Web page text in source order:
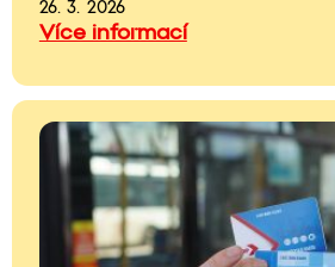
26. 3. 2026
Více informací